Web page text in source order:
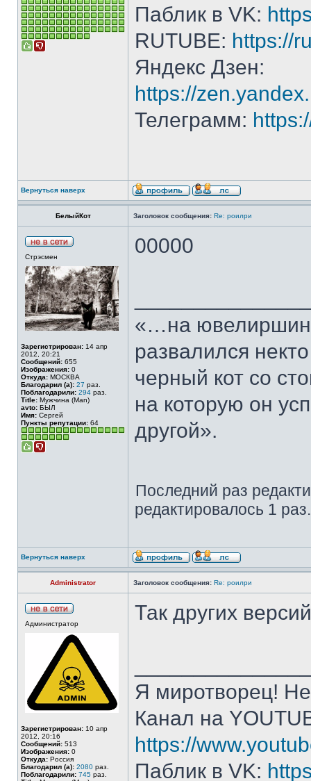
Паблик в VK:
RUTUBE: https://
Яндекс Дзен:
https://
Телеграмм:
Вернуться наверх
БелыйКот Заголовок сообщения: Re: роилри
Стрэсмен
Зарегистрирован: 14 апр
2012, 20:21
Сообщений: 655
Изображения: 0
Откуда: МОСКВА
Благодарил (а): 27 раз.
Поблагодарили: 294 раз.
Title: Мужчина (Man)
avto: БЫЛ
Имя: Сергей
Пункты репутации: 64
00000
«…на
развалился
черный кот со
на которую он
другой».
Последний раз
редактировалось 1 раз.
Вернуться наверх
Administrator Заголовок сообщения: Re: роилри
Администратор
Зарегистрирован: 10 апр
2012, 20:16
Сообщений: 513
Изображения: 0
Откуда: Россия
Благодарил (а): 2080 раз.
Поблагодарили: 745 раз.
Так других
Я миротворец!
Канал на
https://
Паблик в VK: